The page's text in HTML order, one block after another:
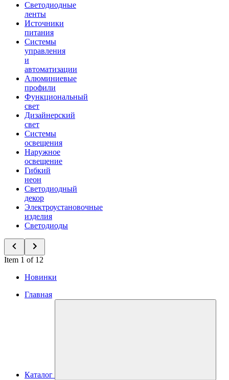
Светодиодные
ленты
Источники
питания
Системы
управления
и
автоматизации
Алюминиевые
профили
Функциональный
свет
Дизайнерский
свет
Системы
освещения
Наружное
освещение
Гибкий
неон
Светодиодный
декор
Электроустановочные
изделия
Светодиоды
Item 1 of 12
Новинки
Главная
Каталог